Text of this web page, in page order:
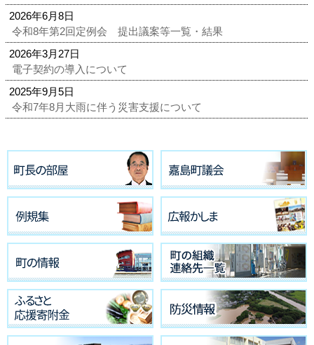
2026年6月8日
令和8年第2回定例会 提出議案等一覧・結果
2026年3月27日
電子契約の導入について
2025年9月5日
令和7年8月大雨に伴う災害支援について